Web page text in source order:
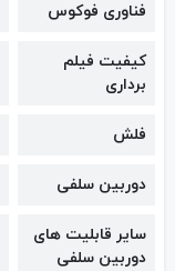
فناوری فوکوس
کیفیت فیلم
برداری
فلش
دوربین سلفی
سایر قابلیت های
دوربین سلفی